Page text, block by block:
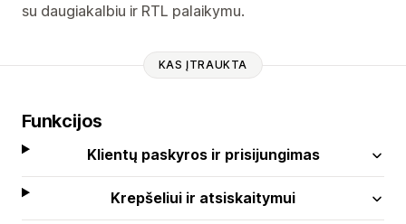
su daugiakalbiu ir RTL palaikymu.
KAS ĮTRAUKTA
Funkcijos
Klientų paskyros ir prisijungimas
Krepšeliui ir atsiskaitymui